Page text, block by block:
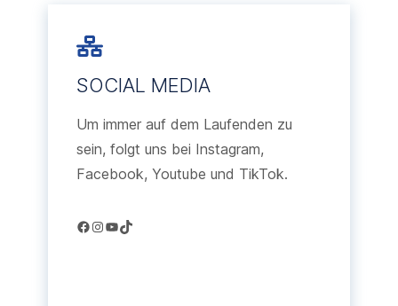
SOCIAL MEDIA
Um immer auf dem Laufenden zu
sein, folgt uns bei Instagram,
Facebook, Youtube und TikTok.
Facebook
Instagram
YouTube
TikTok